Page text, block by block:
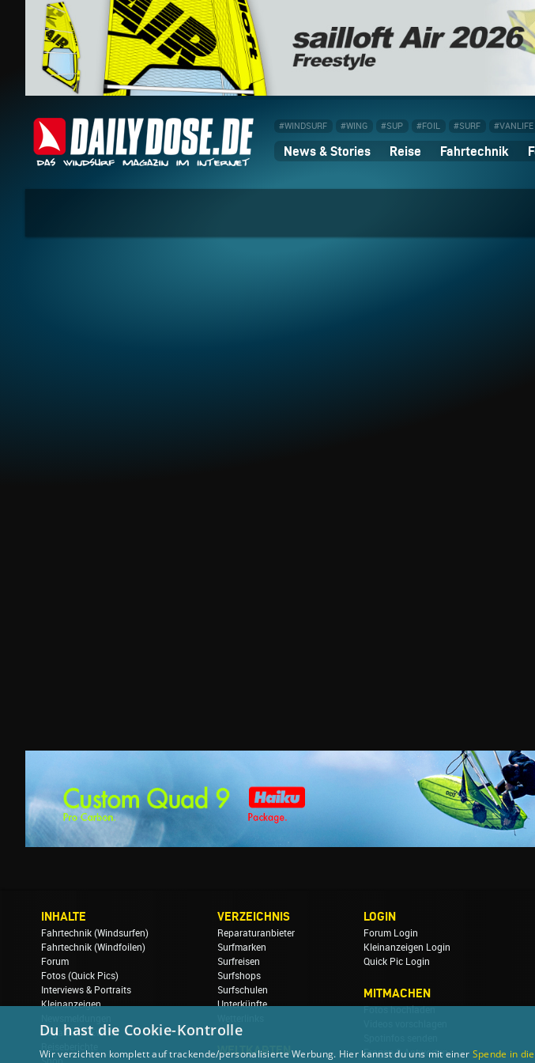
#WINDSURF #WING #SUP #FOIL #SURF #VANLIFE
News & Stories Reise Fahrtechnik
INHALTE
Fahrtechnik (Windsurfen)
Fahrtechnik (Windfoilen)
Forum
Fotos (Quick Pics)
Interviews & Portraits
Kleinanzeigen
Regatten & Events
VERZEICHNIS
Reparaturanbieter
Surfmarken
Surfreisen
Surfshops
Surfschulen
Unterkünfte
WELTKARTEN
LOGIN
Forum Login
Kleinanzeigen Login
Quick Pic Login
MITMACHEN
Fotos hochladen
Fragen & Antworten
Du hast die Cookie-Kontrolle
Wir verzichten komplett auf trackende/personalisierte Werbung. Hier kannst du uns mit einer Spende in